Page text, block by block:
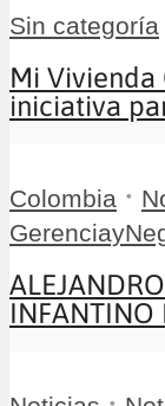
Sin categoría
Mi
iniciativa
Colombia •
INFANTINO